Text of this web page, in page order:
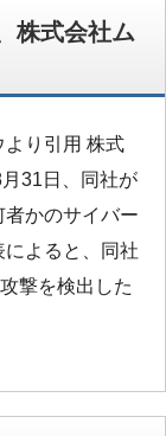
株式会社ム
り引用 株式
31日、同社が
かのサイバー
よると、同社
撃を検出した